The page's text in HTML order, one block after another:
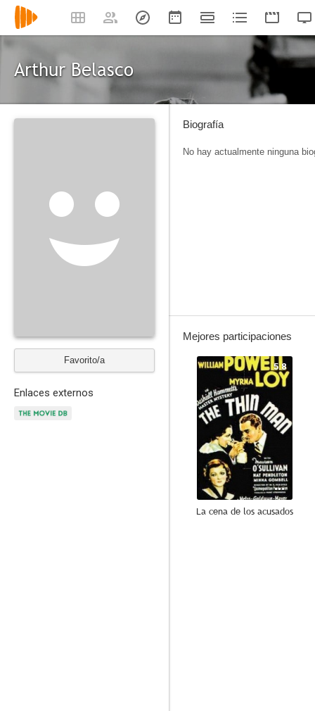
Arthur Belasco
Favorito/a
Enlaces externos
Biografía
No hay actualmente ninguna
Mejores participaciones
5.8
La cena de los acusados